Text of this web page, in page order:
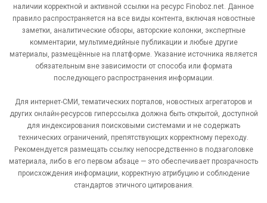
наличии корректной и активной ссылки на ресурс Finoboz.net. Данное
правило распространяется на все виды контента, включая новостные
заметки, аналитические обзоры, авторские колонки, экспертные
комментарии, мультимедийные публикации и любые другие
материалы, размещённые на платформе. Указание источника является
обязательным вне зависимости от способа или формата
последующего распространения информации.
Для интернет-СМИ, тематических порталов, новостных агрегаторов и
других онлайн-ресурсов гиперссылка должна быть открытой, доступной
для индексирования поисковыми системами и не содержать
технических ограничений, препятствующих корректному переходу.
Рекомендуется размещать ссылку непосредственно в подзаголовке
материала, либо в его первом абзаце — это обеспечивает прозрачность
происхождения информации, корректную атрибуцию и соблюдение
стандартов этичного цитирования.